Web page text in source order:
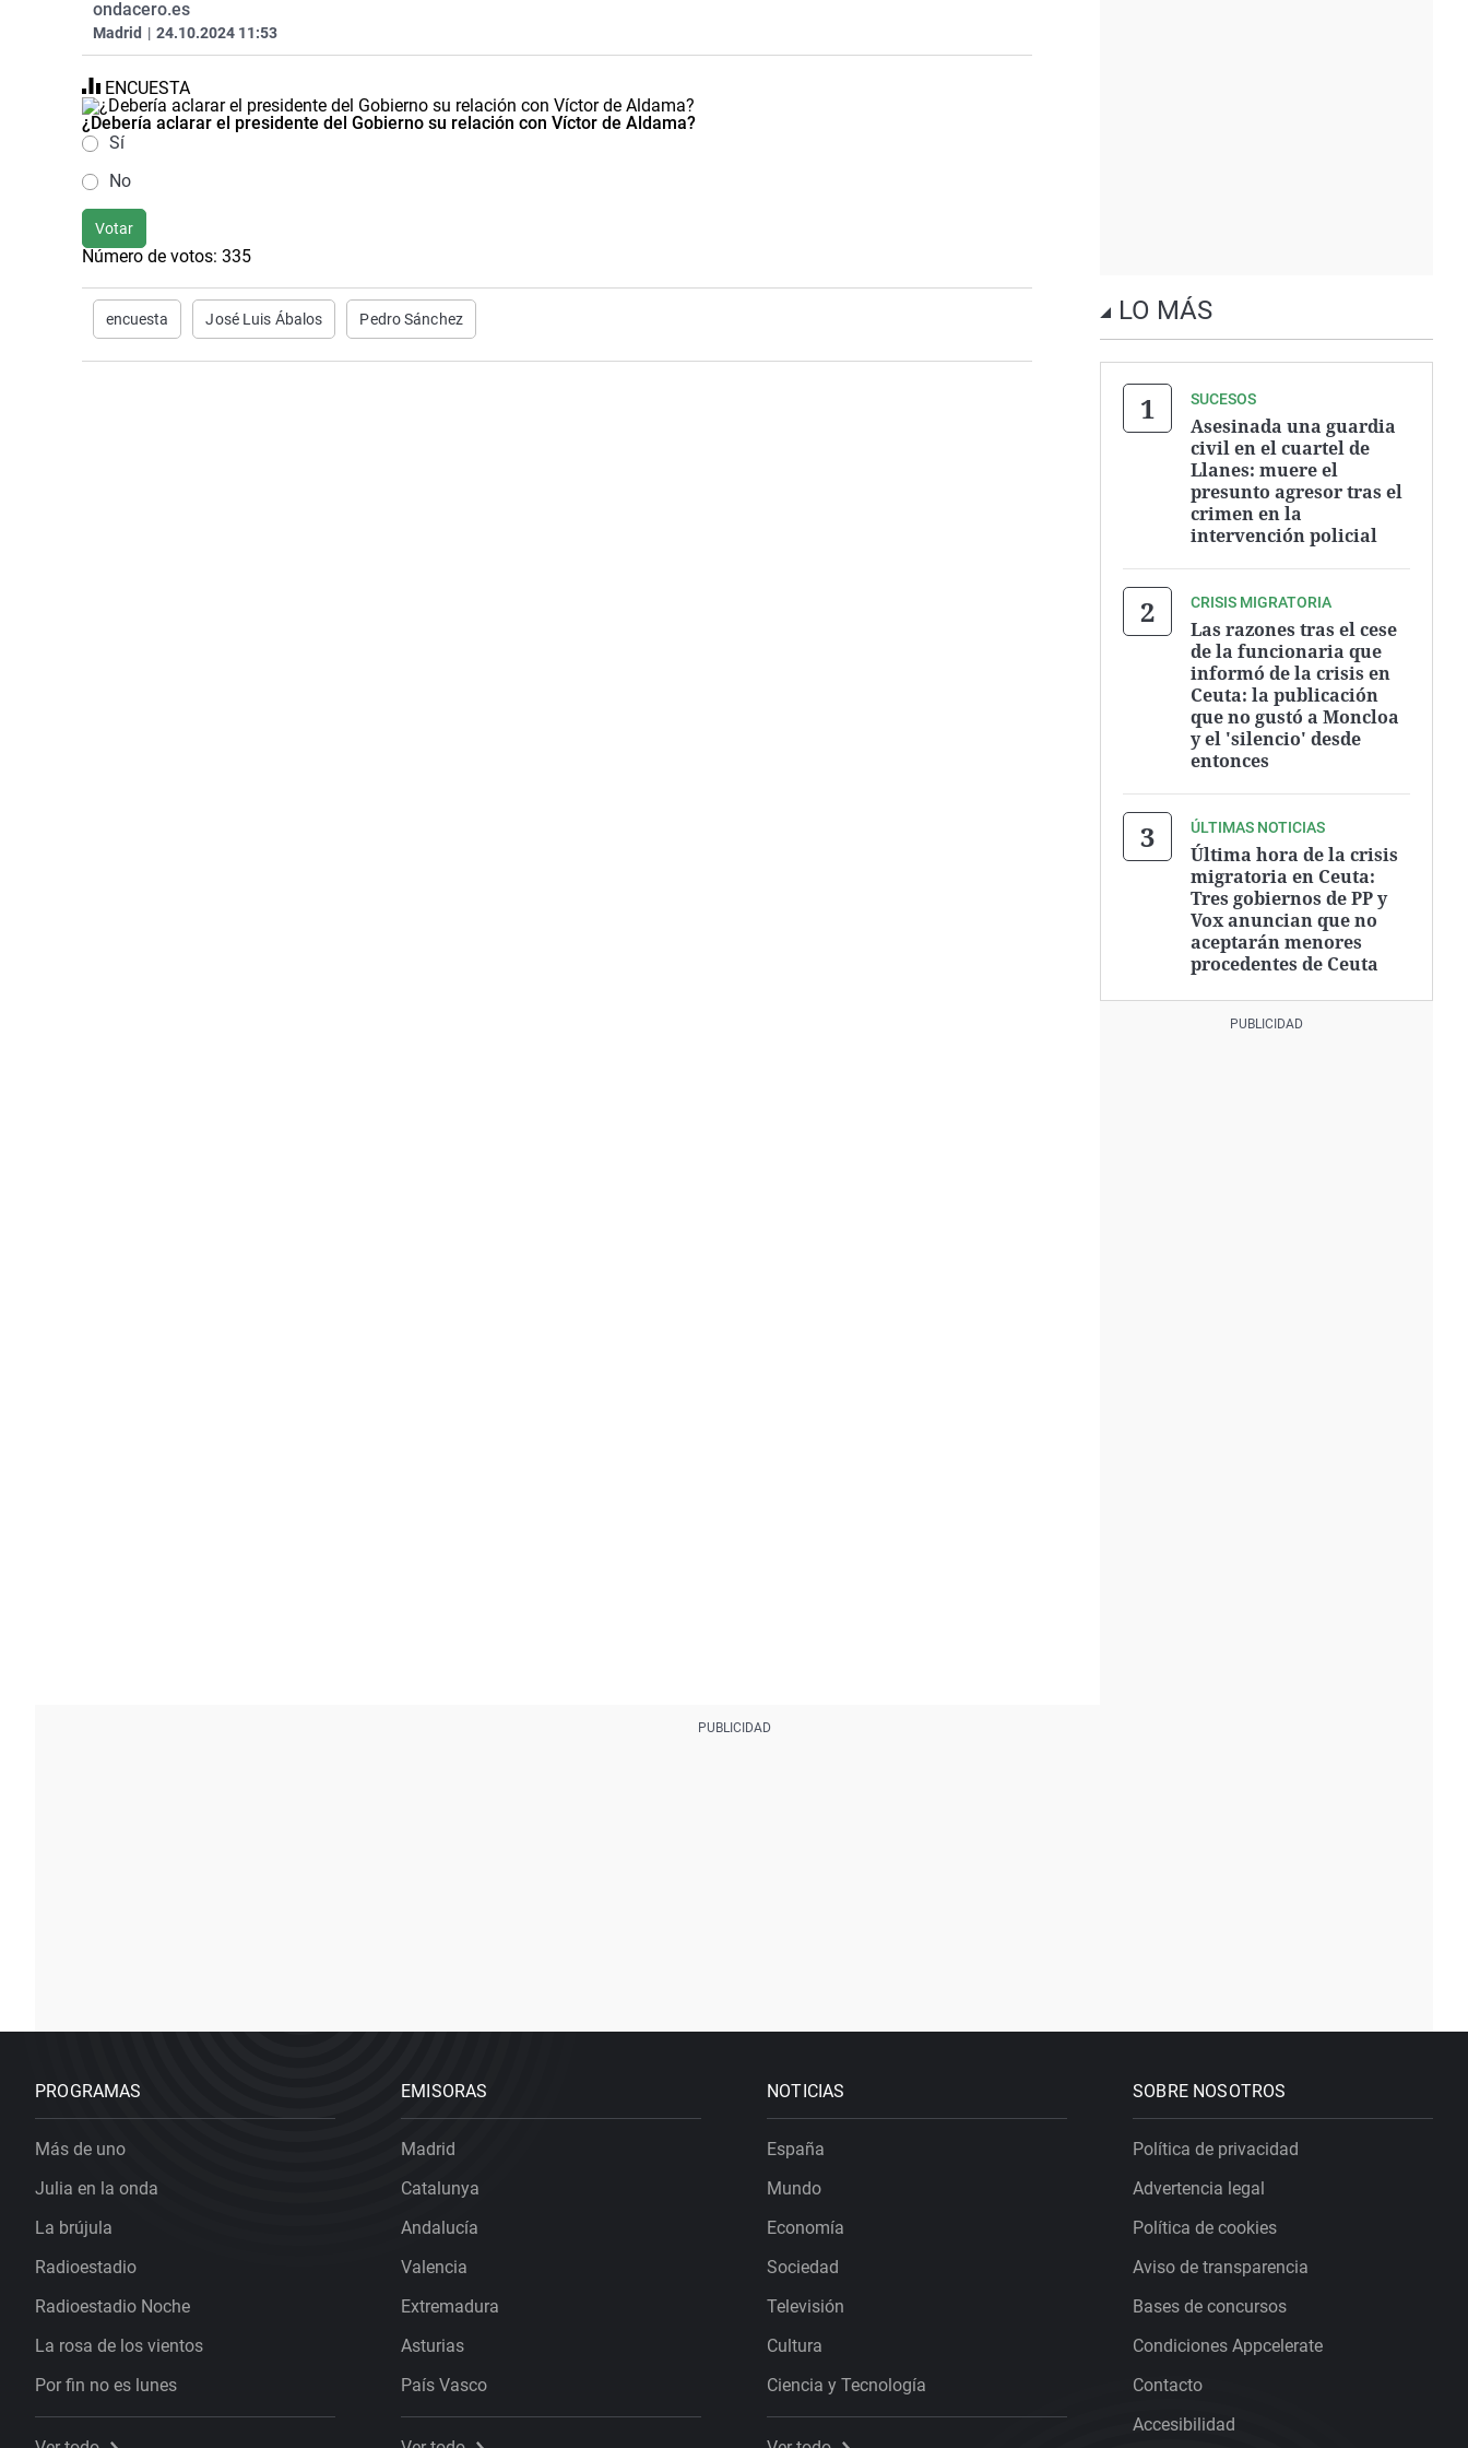
ondacero.es
Madrid | 24.10.2024 11:53
ENCUESTA
¿Debería aclarar el presidente del Gobierno su relación con Víctor de Aldama?
Sí
No
Votar
Número de votos: 335
encuesta José Luis Ábalos Pedro Sánchez LO MÁS
SUCESOS
Asesinada una guardia
civil en el cuartel de
Llanes: muere el
presunto agresor tras el
crimen en la
intervención policial
CRISIS MIGRATORIA
Las razones tras el cese
de la funcionaria que
informó de la crisis en
Ceuta: la publicación
que no gustó a Moncloa
y el 'silencio' desde
entonces
ÚLTIMAS NOTICIAS
Última hora de la crisis
migratoria en Ceuta:
Tres gobiernos de PP y
Vox anuncian que no
aceptarán menores
procedentes de Ceuta
PROGRAMAS
Más de uno
Julia en la onda
La brújula
Radioestadio
Radioestadio Noche
La rosa de los vientos
Por fin no es lunes
EMISORAS
Madrid
Catalunya
Andalucía
Valencia
Extremadura
Asturias
País Vasco
NOTICIAS
España
Mundo
Economía
Sociedad
Televisión
Cultura
Ciencia y Tecnología
SOBRE NOSOTROS
Política de privacidad
Advertencia legal
Política de cookies
Aviso de transparencia
Bases de concursos
Condiciones Appcelerate
Contacto
Accesibilidad